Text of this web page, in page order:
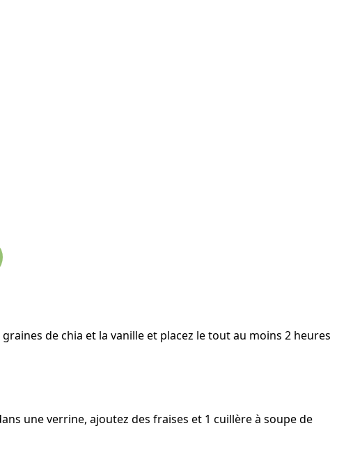
de chia et la vanille et placez le tout au moins 2 heures
une verrine, ajoutez des fraises et 1 cuillère à soupe de